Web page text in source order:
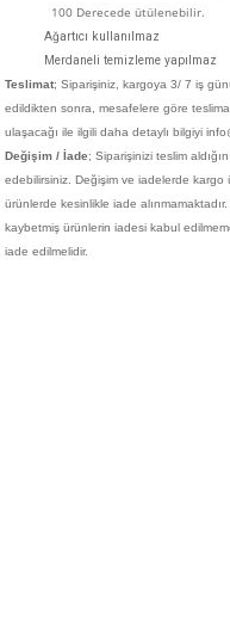
100 Derecede ütülenebilir.
Ağartıcı kullanılmaz
Merdaneli temizleme yapılmaz
Teslimat; Siparişiniz, kargoya 3/ 7 iş
edildikten sonra, mesafelere göre
ulaşacağı ile ilgili daha detaylı bilgiyi
Değişim / İade; Siparişinizi teslim
edebilirsiniz. Değişim ve iadelerde kargo
ürünlerde kesinlikle iade
kaybetmiş ürünlerin iadesi kabul
iade edilmelidir.